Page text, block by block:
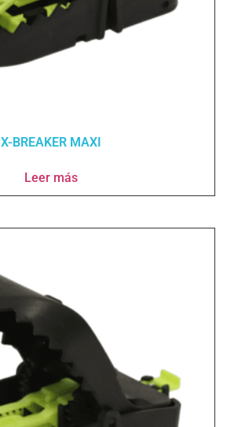
X-BREAKER MAXI
Leer más